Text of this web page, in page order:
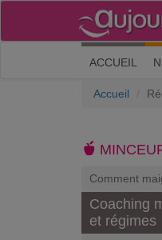
ACCUEIL
Accueil
Comment
Coaching
et régimes